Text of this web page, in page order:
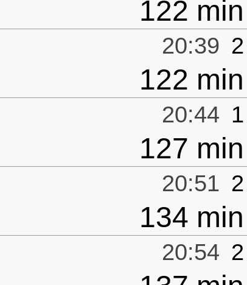
122 min
122 min
20:39 2
127 min
20:44 1
134 min
20:51 2
20:54 2